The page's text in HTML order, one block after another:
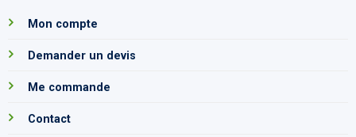
Mon compte
Demander un devis
Me commande
Contact